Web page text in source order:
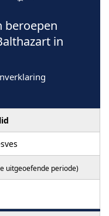
beroepen
in
uitgeoefende periode)